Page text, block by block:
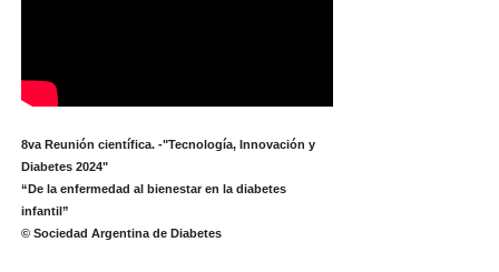
8va Reunión científica. -"Tecnología, Innovación y
Diabetes 2024"
“De la enfermedad al bienestar en la diabetes
infantil”
© Sociedad Argentina de Diabetes